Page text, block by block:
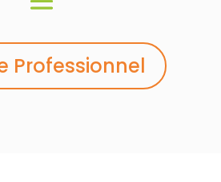
Professionnel